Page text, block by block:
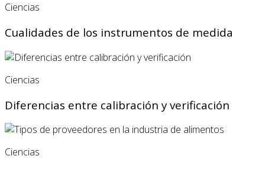
Ciencias
Cualidades de los instrumentos de medida
Ciencias
Diferencias entre calibración y verificación
Ciencias